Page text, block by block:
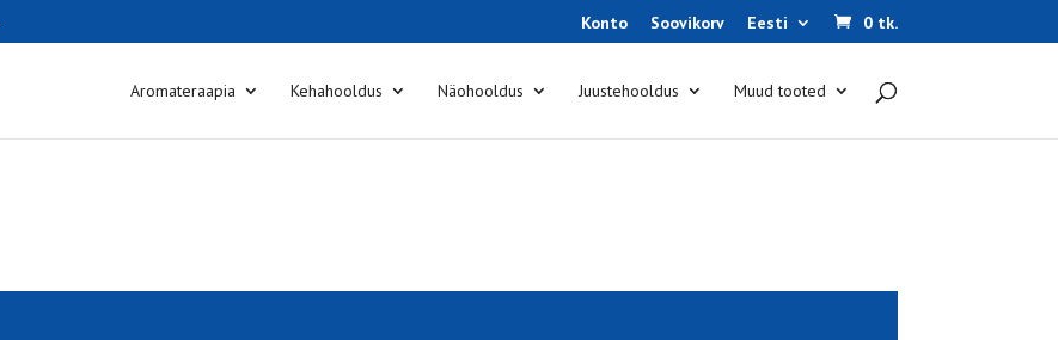
Konto Soovikorv Eesti 0 tk.
Aromateraapia Kehahooldus Näohooldus Juustehooldus Muud tooted